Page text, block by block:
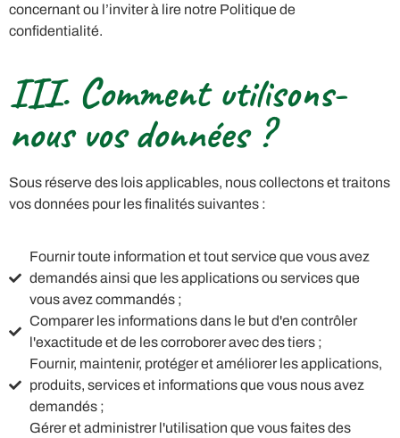
concernant ou l’inviter à lire notre Politique de
confidentialité.
III. Comment utilisons-
nous vos données ?
Sous réserve des lois applicables, nous collectons et traitons
vos données pour les finalités suivantes :
Fournir toute information et tout service que vous avez
demandés ainsi que les applications ou services que
vous avez commandés ;
Comparer les informations dans le but d'en contrôler
l'exactitude et de les corroborer avec des tiers ;
Fournir, maintenir, protéger et améliorer les applications,
produits, services et informations que vous nous avez
demandés ;
Gérer et administrer l'utilisation que vous faites des